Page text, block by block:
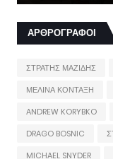
ΑΡΘΡΟΓΡΑΦΟΙ
ΣΤΡΑΤΗΣ ΜΑΖΙΔΗΣ
ΜΕΛΙΝΑ ΚΟΝΤΑΞΗ
ANDREW KORYBKO
DRAGO BOSNIC
MICHAEL SNYDER